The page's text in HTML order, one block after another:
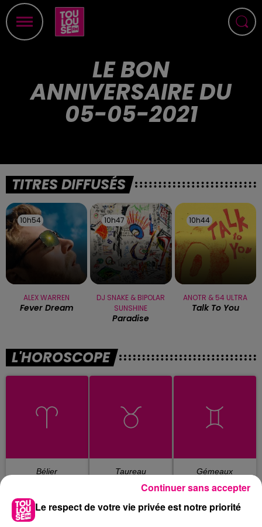
LE BON
ANNIVERSAIRE DU
05-05-2021
TITRES DIFFUSÉS
10h54
10h54
ALEX WARREN
Fever Dream
10h47
10h47
DJ SNAKE & BIPOLAR
SUNSHINE
Paradise
10h44
10h44
ANOTR & 54 ULTRA
Talk To You
L'HOROSCOPE
Bélier Taureau Gémeaux
Le respect de votre vie privée est notre priorité
Continuer sans accepter